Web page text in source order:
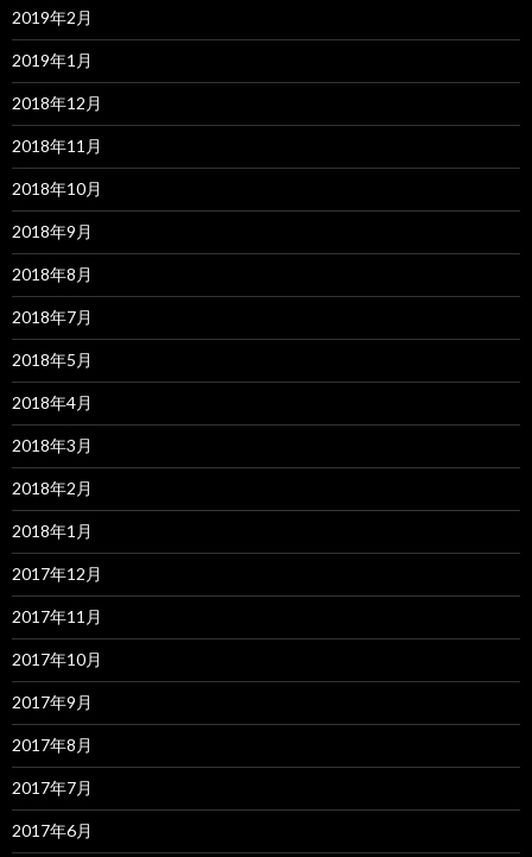
2019年2月
2019年1月
2018年12月
2018年11月
2018年10月
2018年9月
2018年8月
2018年7月
2018年5月
2018年4月
2018年3月
2018年2月
2018年1月
2017年12月
2017年11月
2017年10月
2017年9月
2017年8月
2017年7月
2017年6月